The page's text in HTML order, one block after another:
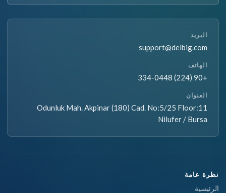
البريد
support@delbig.com
الهاتف
+90 (224) 334-0448
العنوان
Odunluk Mah. Akpinar (180) Cad. No:5/25 Floor:11
Nilufer / Bursa
نظرة عامة
الرئيسية